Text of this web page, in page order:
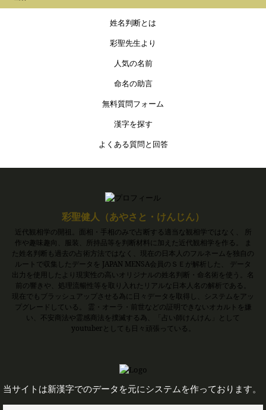
姓名判断とは
彩聖先生より
人気の名前
命名の助言
無料質問フォーム
漢字を探す
よくある質問と回答
彩聖健人（あやさと・けんじん）
近代観相学の開祖。面相・手相のみで占断する適当な観相学ではなく、 所
作や趣味趣向、服装、所持品等を判断材料に加えた近代観相学を作る。 ま
た姓名判断も過去の占術方法ではなく、現在の日本人のフルネームを独自の
ルートで収集したデータを JAPAN MENSA会員のＳＥが解析した、 データ
出力を使用したより現実性の高いオリジナルの姓名判断・命名術を使う。名
前の響きや、処理流暢性等を取り入れたリアルな日本人名の解析である。
現在でもブラッシュアップさせる為に日々データを取得し、システムをアッ
プグレードしている。 霊・オーラ・前世などの証明できないオカルトを嫌
い、不安商法や霊感商法を撲滅する為、「占い師けんけん」として
youtuberとしても日々頑張っている。
当サイトは新漢字でのデータを元にシステムを作っております。